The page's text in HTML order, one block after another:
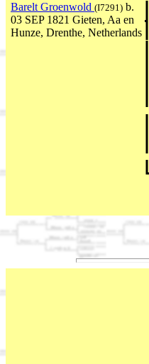
Barelt Groenwold (I7291) b.
03 SEP 1821 Gieten, Aa en
Hunze, Drenthe, Netherlands